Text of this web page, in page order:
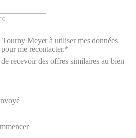
Tourny Meyer à utiliser mes données
me recontacter.*
de recevoir des offres similaires au bien